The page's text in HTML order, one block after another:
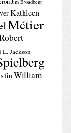
Jim Broadbent
Kathleen
Métier
Robert
L. Jackson
finWilliam